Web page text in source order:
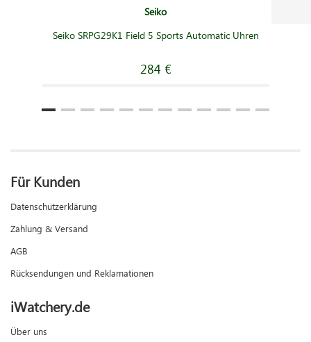
Seiko
Seiko SRPG29K1 Field 5 Sports Automatic Uhren
284 €
Für Kunden
Datenschutzerklärung
Zahlung & Versand
AGB
Rücksendungen und Reklamationen
iWatchery.de
Über uns